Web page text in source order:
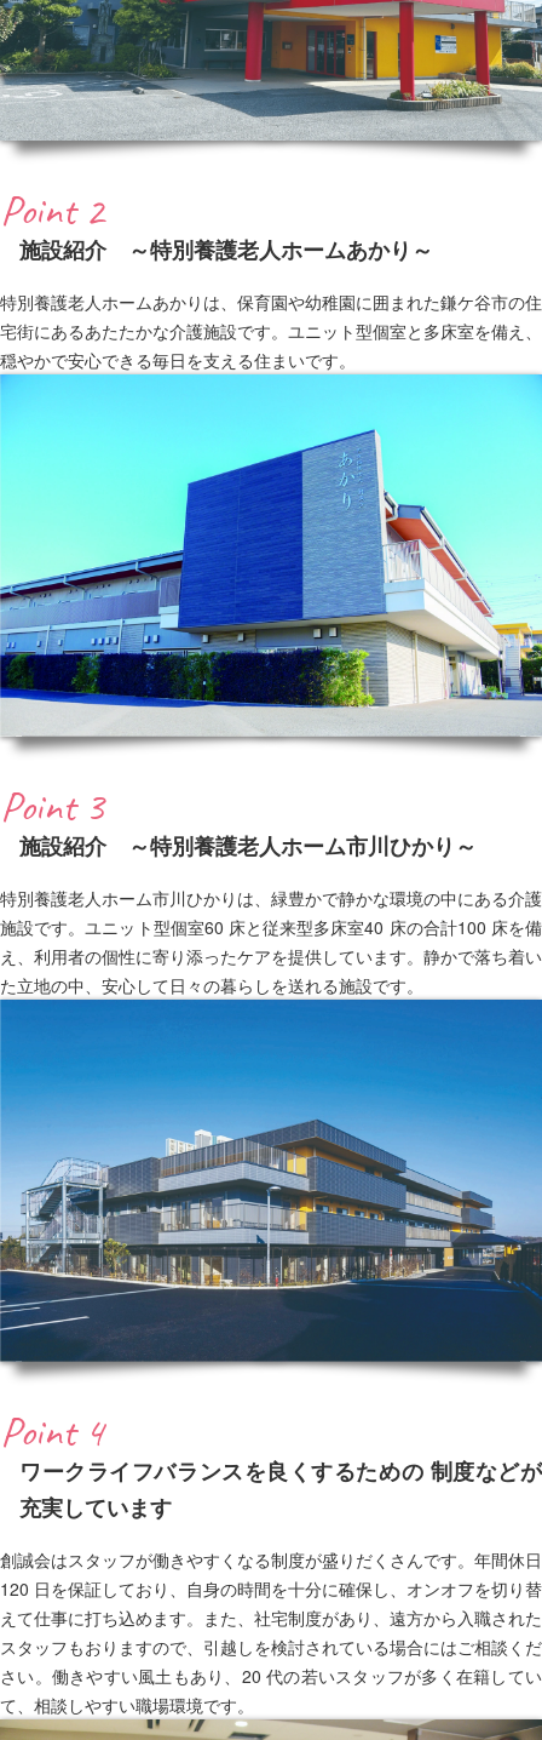
Point 2
施設紹介 ～特別養護老人ホームあかり～
特別養護老人ホームあかりは、保育園や幼稚園に囲まれた鎌ケ谷市の住
宅街にあるあたたかな介護施設です。ユニット型個室と多床室を備え、
穏やかで安心できる毎日を支える住まいです。
Point 3
施設紹介 ～特別養護老人ホーム市川ひかり～
特別養護老人ホーム市川ひかりは、緑豊かで静かな環境の中にある介護
施設です。ユニット型個室60 床と従来型多床室40 床の合計100 床を備
え、利用者の個性に寄り添ったケアを提供しています。静かで落ち着い
た立地の中、安心して日々の暮らしを送れる施設です。
Point 4
ワークライフバランスを良くするための 制度などが
充実しています
創誠会はスタッフが働きやすくなる制度が盛りだくさんです。年間休日
120 日を保証しており、自身の時間を十分に確保し、オンオフを切り替
えて仕事に打ち込めます。また、社宅制度があり、遠方から入職された
スタッフもおりますので、引越しを検討されている場合にはご相談くだ
さい。働きやすい風土もあり、20 代の若いスタッフが多く在籍してい
て、相談しやすい職場環境です。